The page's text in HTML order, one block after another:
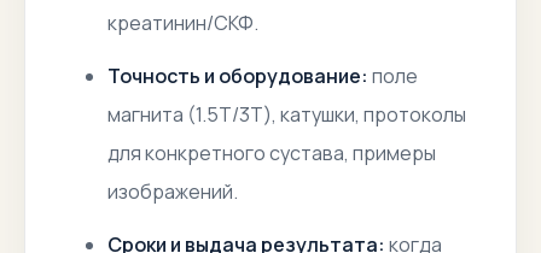
креатинин/СКФ.
Точность и оборудование: поле
магнита (1.5Т/3Т), катушки, протоколы
для конкретного сустава, примеры
изображений.
Сроки и выдача результата: когда